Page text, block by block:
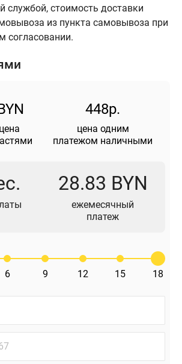
службой, стоимость доставки
из пункта самовывоза при
согласовании.
448р.
цена одним
платежом наличными
28.83 BYN
ежемесячный
платеж
18
15
12
9
6